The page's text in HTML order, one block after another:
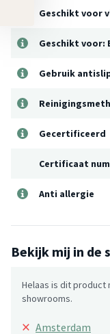
Geschikt voor
Geschikt voor:
Gebruik
Gecertificeerd
Certificaat
Anti allergie
Bekijk mij in de
Helaas is dit product
showrooms.
× Amsterdam